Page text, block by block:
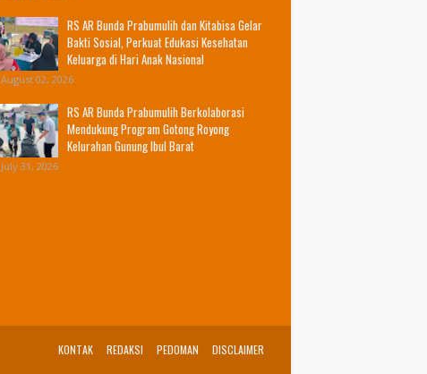
RS AR Bunda Prabumulih dan Kitabisa Gelar
Bakti Sosial, Perkuat Edukasi Kesehatan
Keluarga di Hari Anak Nasional
August 02, 2026
RS AR Bunda Prabumulih Berkolaborasi
Mendukung Program Gotong Royong
Kelurahan Gunung Ibul Barat
July 31, 2026
KONTAK REDAKSI PEDOMAN DISCLAIMER